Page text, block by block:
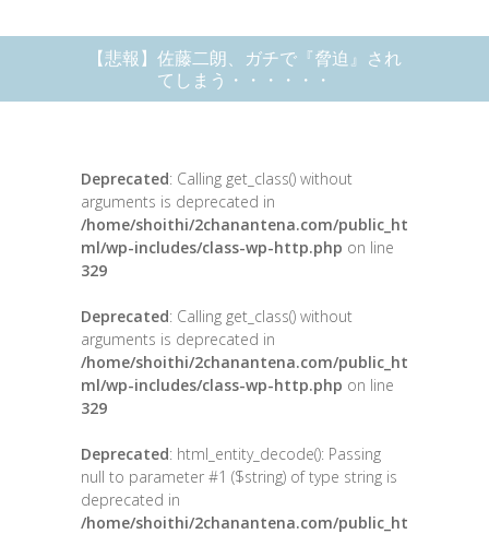
【悲報】佐藤二朗、ガチで『脅迫』され
てしまう・・・・・・
Deprecated: Calling get_class() without
arguments is deprecated in
/home/shoithi/2chanantena.com/public_ht
ml/wp-includes/class-wp-http.php on line
329
Deprecated: Calling get_class() without
arguments is deprecated in
/home/shoithi/2chanantena.com/public_ht
ml/wp-includes/class-wp-http.php on line
329
Deprecated: html_entity_decode(): Passing
null to parameter #1 ($string) of type string is
deprecated in
/home/shoithi/2chanantena.com/public_ht